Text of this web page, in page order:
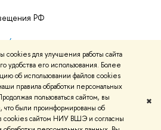
cookies для улучшения работы сайта
его использования. Более
об использовании файлов cookies
правила обработки персональных
пользоваться сайтом, вы
что были проинформированы об
cookies сайтом НИУ ВШЭ и согласны
✖
РФ
mooc
курсы
Адреса и контактыУсловия
Политика конфиденциальности